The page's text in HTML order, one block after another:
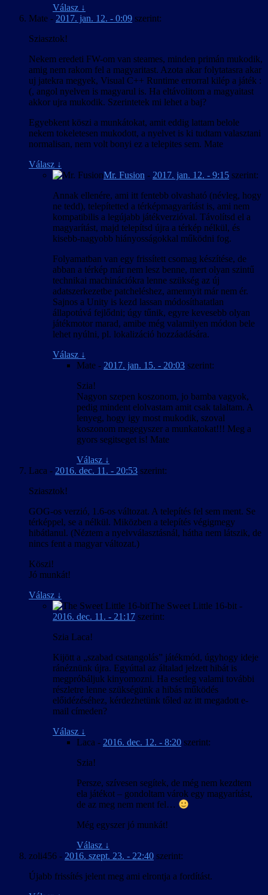
Válasz ↓
Mate - 2017. jan. 12. - 0:09 szerint:
Sziasztok!
Nekem eredeti FW-om van steames, minden primán mukodik,
amig nem rakom fel a magyaritast. Azota akar folytatasra akar
uj jatekra megyek, Visual C++ Runtime errorral kilép a játék :
(, angol nyelven is magyarul is. Ha eltávolitom a magyaitast
akkor ujra mukodik. Szerintetek mi lehet a baj?
Egyebkent köszi a munkátokat, amit eddig lattam belole
nekem tokeletesen mukodott, a nyelvet is ki tudtam valasztani
normalisan, nem volt bonyi ez a telepites sem. Mate
Válasz ↓
Mr. Fusion - 2017. jan. 12. - 9:15 szerint:
Annak ellenére, ami itt fentebb olvasható (névleg, hogy
ne tedd), telepítetted a térképmagyarítást is, ami nem
kompatibilis a legújabb játékverzióval. Távolítsd el a
magyarítást, majd telepítsd újra a térkép nélkül, és
kisebb-nagyobb hiányosságokkal működni fog.
Folyamatban van egy frissített csomag készítése, de
abban a térkép már nem lesz benne, mert olyan szintű
technikai machinációkra lenne szükség az új
adatszerkezetbe patcheléshez, amennyit már nem ér.
Sajnos a Unity is kezd lassan módosíthatatlan
állapotúvá fejlődni; úgy tűnik, egyre kevesebb olyan
játékmotor marad, amibe még valamilyen módon bele
lehet nyúlni, pl. lokalizáció hozzáadására.
Válasz ↓
Mate - 2017. jan. 15. - 20:03 szerint:
Szia!
Nagyon szepen koszonom, jo bamba vagyok,
pedig mindent elolvastam amit csak talaltam. A
lenyeg, hogy igy most mukodik, szoval
koszonom megegyszer a munkatokat!!! Meg a
gyors segitseget is! Mate
Válasz ↓
Laca - 2016. dec. 11. - 20:53 szerint:
Sziasztok!
GOG-os verzió, 1.6-os változat. A telepítés fel sem ment. Se
térképpel, se a nélkül. Miközben a telepítés végigmegy
hibátlanul. (Néztem a nyelvválasztásnál, hátha nem látszik, de
nincs fent a magyar változat.)
Köszi!
Jó munkát!
Válasz ↓
The Sweet Little 16-bit -
2016. dec. 11. - 21:17 szerint:
Szia Laca!
Kijött a „szabad csatangolás” játékmód, úgyhogy ideje
ránéznünk újra. Egyúttal az általad jelzett hibát is
megpróbáljuk kinyomozni. Ha esetleg valami további
részletre lenne szükségünk a hibás működés
előidézéséhez, kérdezhetünk tőled az itt megadott e-
mail címeden?
Válasz ↓
Laca - 2016. dec. 12. - 8:20 szerint:
Szia!
Persze, szívesen segítek, de még nem kezdtem
ela játékot – gondoltam várok egy magyarítást,
de az meg nem ment fel…
Még egyszer jó munkát!
Válasz ↓
zoli456 - 2016. szept. 23. - 22:40 szerint:
Újabb frissítés jelent meg ami elrontja a fordítást.